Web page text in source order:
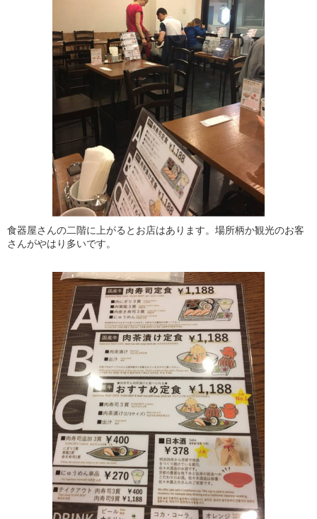
食器屋さんの二階に上がるとお店はあります。場所柄か観光のお客
さんがやはり多いです。